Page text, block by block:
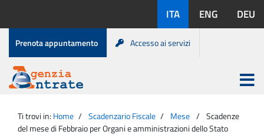
contenuto
disponibili:
ITA ENG DEU
Menu
di
servizio
Prenota appuntamento Accesso ai servizi
Agenzia
Entrate
Apri
menu
principale
Ti trovi in: Home Scadenzario Fiscale Mese
Scadenze
del mese di Febbraio per Organi e amministrazioni dello Stato